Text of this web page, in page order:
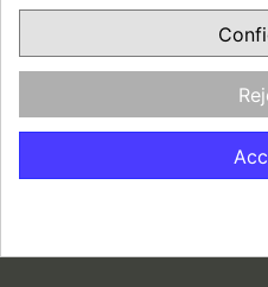
OPINIONS CLIENTS